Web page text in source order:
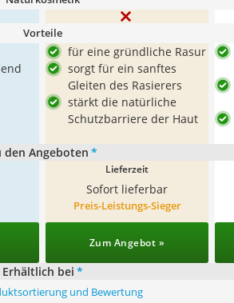
Vorteile
für eine gründliche Rasur
sorgt für ein sanftes
Gleiten des Rasierers
stärkt die natürliche
Schutzbarriere der Haut
den Angeboten *
Lieferzeit
Sofort lieferbar
Preis-Leistungs-Sieger
Zum Angebot »
Erhältlich bei *
und Bewertung